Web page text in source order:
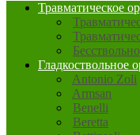
Травматическое
Гладкоствольное
Antonio Zoli
Armsan
Benelli
Beretta